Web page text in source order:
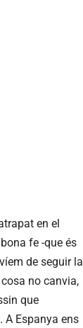
en el
fe -que és
de seguir la
no canvia,
que
A Espanya ens